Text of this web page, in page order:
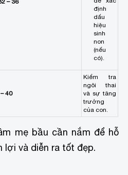
– 36
định
dấu
hiệu
sinh
non
(nếu
có).
40
Kiểm tra
ngôi thai
và sự tăng
trưởng
của con.
mẹ bầu cần nắm để hỗ
lợi và diễn ra tốt đẹp.